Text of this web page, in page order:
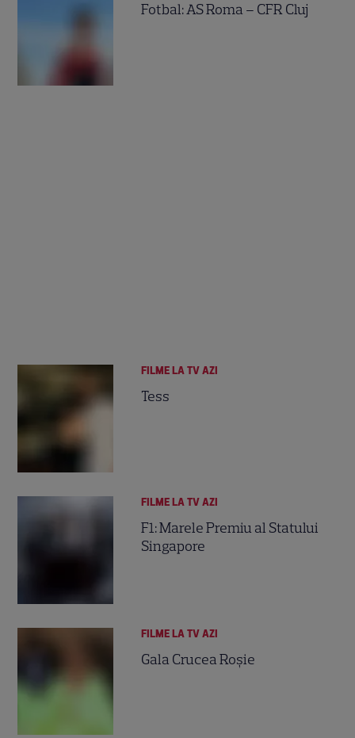
Fotbal: AS Roma – CFR Cluj
FILME LA TV AZI
Tess
FILME LA TV AZI
F1: Marele Premiu al Statului
Singapore
FILME LA TV AZI
Gala Crucea Roşie